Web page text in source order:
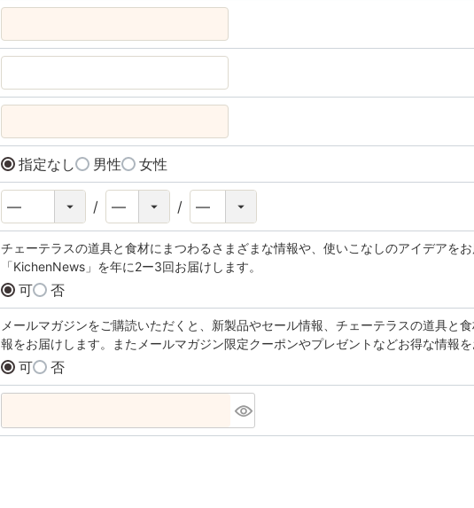
指定なし 男性 女性
可 否
チェーテラスの道具と食材にまつわるさまざまな情報や、使いこなしのアイデアを
「KichenNews」を年に2ー3回お届けします。
可 否
メールマガジンをご購読いただくと、新製品やセール情報、チェーテラスの道具と
報をお届けします。またメールマガジン限定クーポンやプレゼントなどお得な情報を